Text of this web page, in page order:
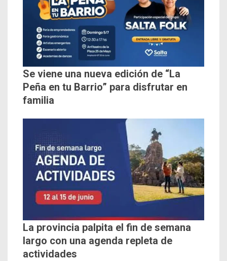
Se viene una nueva edición de “La
Peña en tu Barrio” para disfrutar en
familia
La provincia palpita el fin de semana
largo con una agenda repleta de
actividades